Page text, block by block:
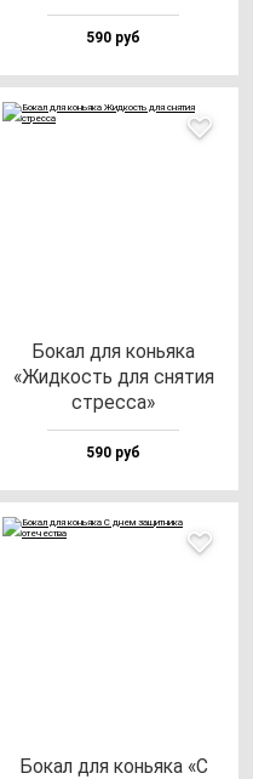
590 руб
Бокал для конь­яка
«Жид­кость для сня­тия
стрес­са»
590 руб
Бокал для конь­яка «С